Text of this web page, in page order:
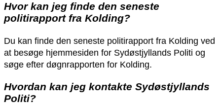
Hvor kan jeg finde den seneste
politirapport fra Kolding?
Du kan finde den seneste politirapport fra Kolding ved
at besøge hjemmesiden for Sydøstjyllands Politi og
søge efter døgnrapporten for Kolding.
Hvordan kan jeg kontakte Sydøstjyllands
Politi?